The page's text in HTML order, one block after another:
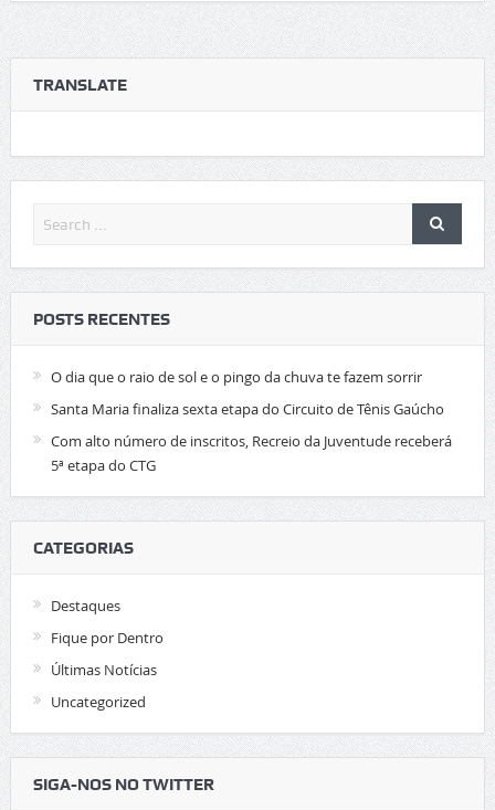
TRANSLATE
POSTS RECENTES
O dia que o raio de sol e o pingo da chuva te fazem sorrir
Santa Maria finaliza sexta etapa do Circuito de Tênis Gaúcho
Com alto número de inscritos, Recreio da Juventude receberá
5ª etapa do CTG
CATEGORIAS
Destaques
Fique por Dentro
Últimas Notícias
Uncategorized
SIGA-NOS NO TWITTER